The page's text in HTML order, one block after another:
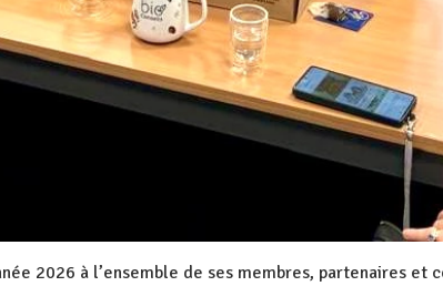
2026 à l’ensemble de ses membres, partenaires